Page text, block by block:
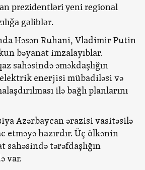
prezidentləri yeni regional
gəliblər.
Həsən Ruhani, Vladimir Putin
bəyanat imzalayıblar.
sahəsində əməkdaşlığın
enerjisi mübadiləsi və
ilə bağlı planlarını
Azərbaycan ərazisi vasitəsilə
etməyə hazırdır. Üç ölkənin
sahəsində tərəfdaşlığın
var.